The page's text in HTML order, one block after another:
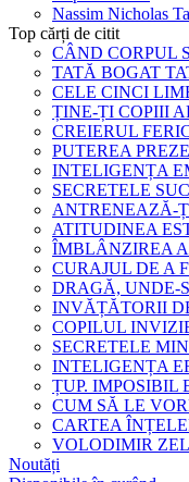
Nassim Nicholas
Top cărți de citit
CÂND CORPUL
TATĂ BOGAT
CELE CINCI
ȚINE-ȚI COPIII
CREIERUL
PUTEREA
INTELIGENȚA
SECRETELE
ANTRENEAZĂ-
ATITUDINEA
ÎMBLÂNZIREA
CURAJUL DE A
DRAGĂ, UNDE-
INVĂȚĂTORII
COPILUL
SECRETELE
INTELIGENȚA
ȚUP. IMPOSIBIL
CUM SĂ LE
CARTEA
VOLODIMIR
Noutăți